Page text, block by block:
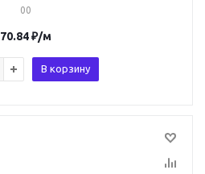
00
70.84₽/м
В корзину